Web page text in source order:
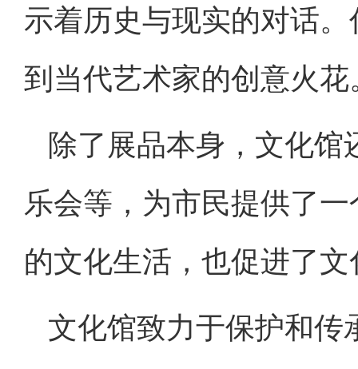
示着历史与现实的对话
到当代艺术家的创意火花
除了展品本身，文化
乐会等，为市民提供了
的文化生活，也促进了
文化馆致力于保护和传